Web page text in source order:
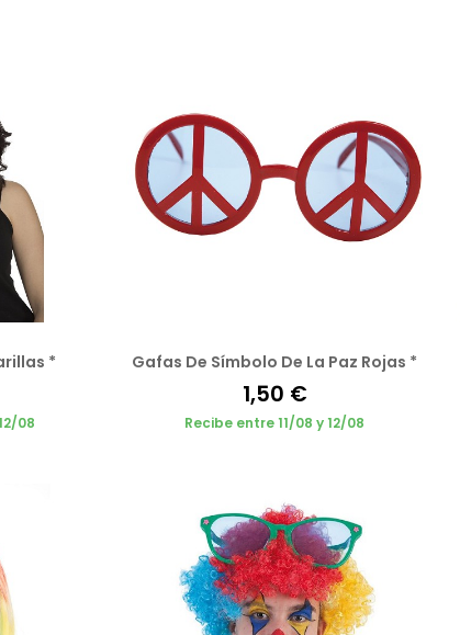
*
08
Gafas De Símbolo De La Paz Rojas *
1,50 €
Recibe entre 11/08 y 12/08